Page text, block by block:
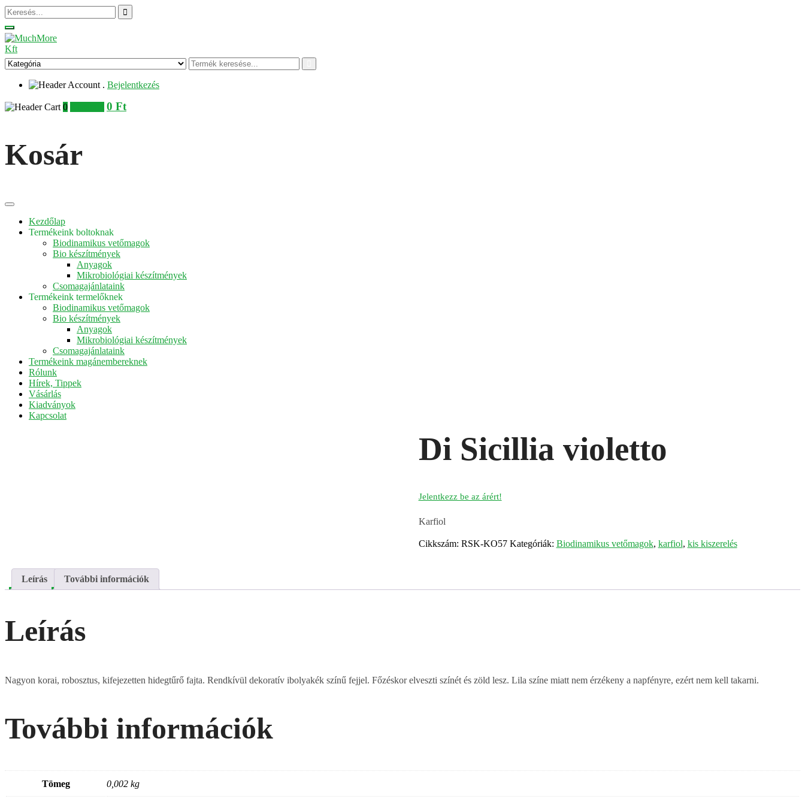
. Bejelentkezés
0 0 Ft
Kosár
Kezdőlap
Termékeink boltoknak
Biodinamikus vetőmagok
Bio készítmények
Anyagok
Mikrobiológiai készítmények
Csomagajánlataink
Termékeink termelőknek
Biodinamikus vetőmagok
Bio készítmények
Anyagok
Mikrobiológiai készítmények
Csomagajánlataink
Termékeink magánembereknek
Rólunk
Hírek, Tippek
Vásárlás
Kiadványok
Kapcsolat
Di Sicillia violetto
Jelentkezz be az árért!
Karfiol
Cikkszám: RSK-KO57 Kategóriák: Biodinamikus vetőmagok, karfiol, kis kiszerelés
Leírás További információk
Leírás
Nagyon korai, robosztus, kifejezetten hidegtűrő fajta. Rendkívül dekoratív ibolyakék színű fejjel. Főzéskor elveszti színét és zöld lesz. Lila színe miatt nem érzékeny a napfényre, ezért nem kell takarni.
További információk
Tömeg 0,002 kg